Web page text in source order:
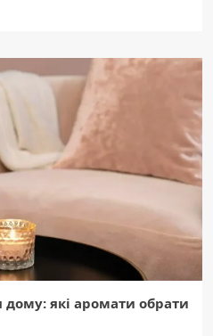
дому: які аромати обрати